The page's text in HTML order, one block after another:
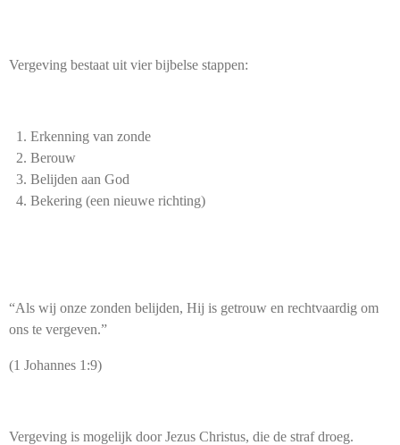
Vergeving bestaat uit vier bijbelse stappen:
Erkenning van zonde
Berouw
Belijden aan God
Bekering (een nieuwe richting)
“Als wij onze zonden belijden, Hij is getrouw en rechtvaardig om
ons te vergeven.”
(1 Johannes 1:9)
Vergeving is mogelijk door Jezus Christus, die de straf droeg.